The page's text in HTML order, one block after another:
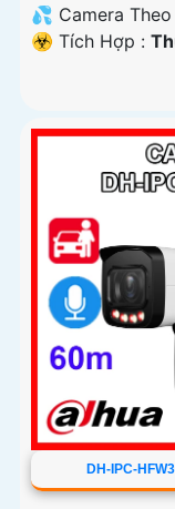
💦 Camera Theo
️☣️ Tích Hợp :
DH-IPC-